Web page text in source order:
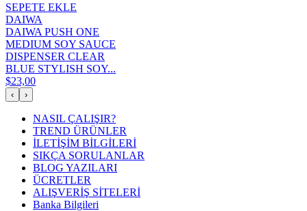
SEPETE EKLE
DAIWA
DAIWA PUSH ONE
MEDIUM SOY SAUCE
DISPENSER CLEAR
BLUE STYLISH SOY...
$23,00
‹ ›
NASIL ÇALIŞIR?
TREND ÜRÜNLER
İLETİŞİM BİLGİLERİ
SIKÇA SORULANLAR
BLOG YAZILARI
ÜCRETLER
ALIŞVERİŞ SİTELERİ
Banka Bilgileri